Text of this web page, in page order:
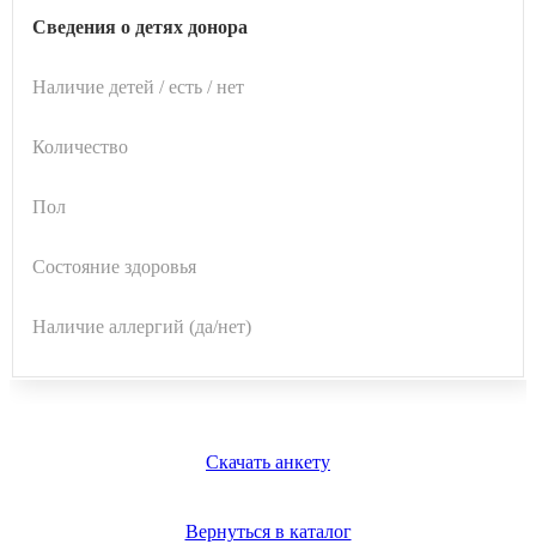
Сведения о детях донора
Наличие детей / есть / нет
Количество
Пол
Состояние здоровья
Наличие аллергий (да/нет)
Скачать анкету
Вернуться в каталог